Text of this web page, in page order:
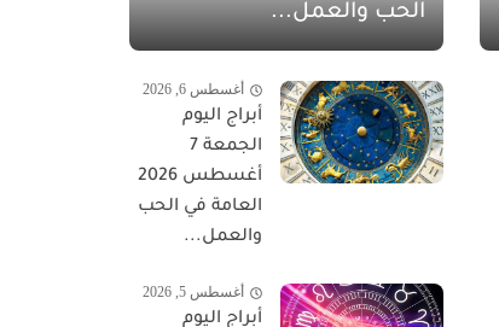
الحب والعمل...
أغسطس 6, 2026
أبراج اليوم
الجمعة 7
أغسطس 2026
العامة في الحب
والعمل...
أغسطس 5, 2026
أبراج اليوم